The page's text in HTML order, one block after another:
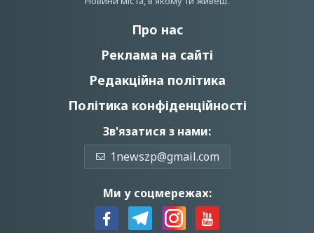
Про нас
Реклама на сайті
Редакційна політика
Політика конфіденційності
Зв'язатися з нами:
1newszp@gmail.com
Ми у соцмережах: